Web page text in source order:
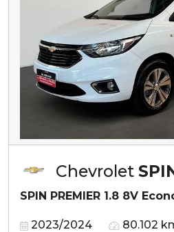
Chevrolet
SPIN PREMIER 1.8 8V
2023/2024 80.102